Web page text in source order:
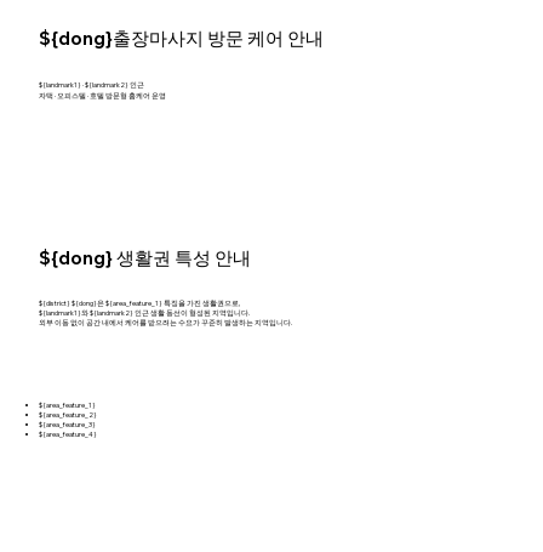
${dong}출장마사지 방문 케어 안내
${landmark1} · ${landmark2} 인근
자택 · 오피스텔 · 호텔 방문형 홈케어 운영
${dong} 생활권 특성 안내
${district} ${dong}은 ${area_feature_1} 특징을 가진 생활권으로,
${landmark1}와 ${landmark2} 인근 생활 동선이 형성된 지역입니다.
외부 이동 없이 공간 내에서 케어를 받으려는 수요가 꾸준히 발생하는 지역입니다.
${area_feature_1}
${area_feature_2}
${area_feature_3}
${area_feature_4}